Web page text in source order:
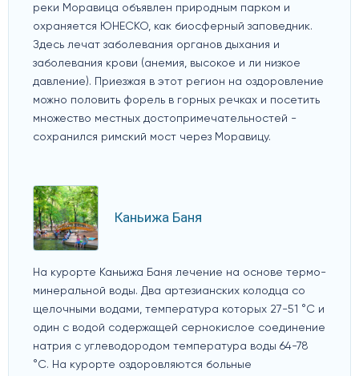
реки Моравица объявлен природным парком и
охраняется ЮНЕСКО, как биосферный заповедник.
Здесь лечат заболевания органов дыхания и
заболевания крови (анемия, высокое и ли низкое
давление). Приезжая в этот регион на оздоровление
можно половить форель в горных речках и посетить
множество местных достопримечательностей -
сохранился римский мост через Моравицу.
Каньижа Баня
На курорте Каньижа Баня лечение на основе термо-
минеральной воды. Два артезианских колодца со
щелочными водами, температура которых 27-51 °C и
один с водой содержащей сернокислое соединение
натрия с углеводородом температура воды 64-78
°C. На курорте оздоровляются больные